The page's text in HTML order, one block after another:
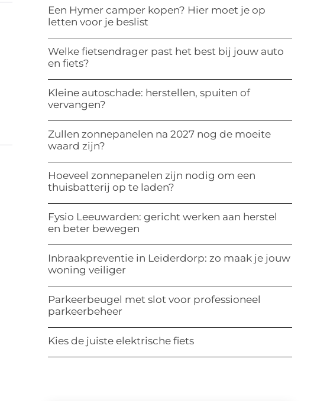
Een Hymer camper kopen? Hier moet je op
letten voor je beslist
Welke fietsendrager past het best bij jouw auto
en fiets?
Kleine autoschade: herstellen, spuiten of
vervangen?
Zullen zonnepanelen na 2027 nog de moeite
waard zijn?
Hoeveel zonnepanelen zijn nodig om een
thuisbatterij op te laden?
Fysio Leeuwarden: gericht werken aan herstel
en beter bewegen
Inbraakpreventie in Leiderdorp: zo maak je jouw
woning veiliger
Parkeerbeugel met slot voor professioneel
parkeerbeheer
Kies de juiste elektrische fiets